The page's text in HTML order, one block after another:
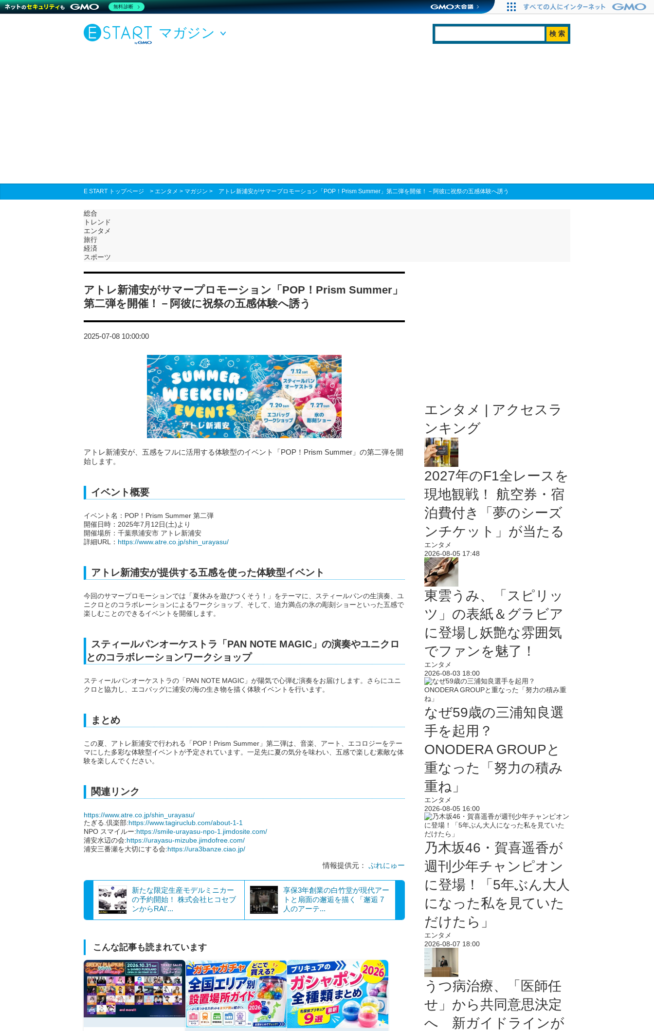
マガジン
E START トップページ > エンタメ > マガジン > アトレ新浦安がサマープロモーション「POP！Prism Summer」第二弾を開催！－阿彼に祝祭の五感体験へ誘う
総合
トレンド
エンタメ
旅行
経済
スポーツ
アトレ新浦安がサマープロモーション「POP！Prism Summer」
第二弾を開催！－阿彼に祝祭の五感体験へ誘う
2025-07-08 10:00:00
アトレ新浦安が、五感をフルに活用する体験型のイベント「POP！Prism Summer」の第二弾を開
始します。
イベント概要
イベント名：POP！Prism Summer 第二弾
開催日時：2025年7月12日(土)より
開催場所：千葉県浦安市 アトレ新浦安
詳細URL： https://www.atre.co.jp/shin_urayasu/
アトレ新浦安が提供する五感を使った体験型イベント
今回のサマープロモーションでは「夏休みを遊びつくそう！」をテーマに、スティールパンの生演奏、ユ
ニクロとのコラボレーションによるワークショップ、そして、迫力満点の氷の彫刻ショーといった五感で
楽しむことのできるイベントを開催します。
スティールパンオーケストラ「PAN NOTE MAGIC」の演奏やユニクロ
とのコラボレーションワークショップ
スティールパンオーケストラの「PAN NOTE MAGIC」が陽気で心弾む演奏をお届けします。さらにユニ
クロと協力し、エコバッグに浦安の海の生き物を描く体験イベントを行います。
まとめ
この夏、アトレ新浦安で行われる「POP！Prism Summer」第二弾は、音楽、アート、エコロジーをテー
マにした多彩な体験型イベントが予定されています。一足先に夏の気分を味わい、五感で楽しむ素敵な体
験を楽しんでください。
関連リンク
https://www.atre.co.jp/shin_urayasu/
たぎる.倶楽部:https://www.tagiruclub.com/about-1-1
NPO スマイルー:https://smile-urayasu-npo-1.jimdosite.com/
浦安水辺の会:https://urayasu-mizube.jimdofree.com/
浦安三番瀬を大切にする会:https://ura3banze.ciao.jp/
情報提供元： ぷれにゅー
新たな限定生産モデルミニカー
の予約開始！ 株式会社ヒコセブ
ンからRAI'...
享保3年創業の白竹堂が現代アー
トと扇面の邂逅を描く「邂逅 7
人のアーテ...
こんな記事も読まれています
エンタメ | アクセスラ
ンキング
2027年のF1全レースを
現地観戦！ 航空券・宿
泊費付き「夢のシーズ
ンチケット」が当たる
エンタメ
2026-08-05 17:48
東雲うみ、「スピリッ
ツ」の表紙＆グラビア
に登場し妖艶な雰囲気
でファンを魅了！
エンタメ
2026-08-03 18:00
なぜ59歳の三浦知良選
手を起用？
ONODERA GROUPと
重なった「努力の積み
重ね」
エンタメ
2026-08-05 16:00
乃木坂46・賀喜遥香が
週刊少年チャンピオン
に登場！「5年ぶん大人
になった私を見ていた
だけたら」
エンタメ
2026-08-07 18:00
うつ病治療、「医師任
せ」から共同意思決定
へ 新ガイドラインが
無料診断